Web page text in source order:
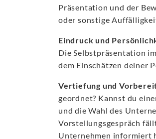
Präsentation und der
oder sonstige
Eindruck und
Die Selbstpräsentation
dem Einschätzen deiner
Vertiefung und
geordnet? Kannst du
und die Wahl des
Vorstellungsgespräch
Unternehmen informiert